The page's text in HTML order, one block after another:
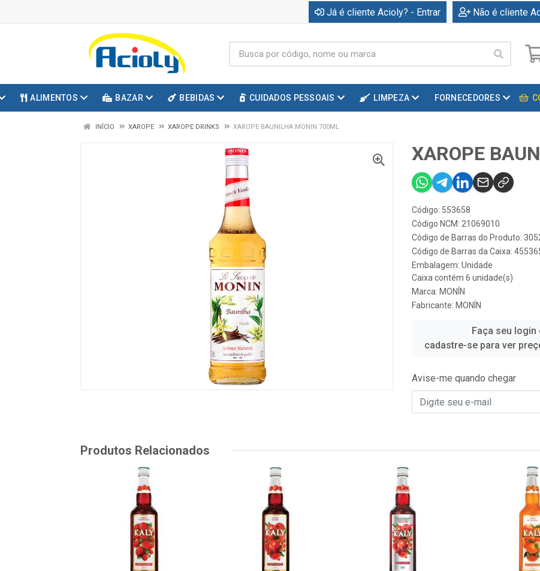
Já é cliente Acioly? - Entrar Não é cliente
ALIMENTOS BAZAR BEBIDAS CUIDADOS PESSOAIS LIMPEZA FORNECEDORES
INÍCIO XAROPE XAROPE DRINKS XAROPE BAUNILHA MONIN 700ML
XAROPE
Código: 553658
Código NCM: 21069010
Código de Barras do Produto:
Código de Barras da Caixa:
Embalagem: Unidade
Caixa contém 6 unidade(s)
Marca: MONÍN
Fabricante: MONÍN
Faça seu login
cadastre-se para ver
Avise-me quando chegar
Produtos Relacionados